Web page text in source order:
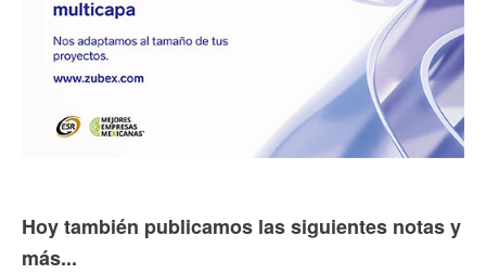
Hoy también publicamos las siguientes notas y
más...